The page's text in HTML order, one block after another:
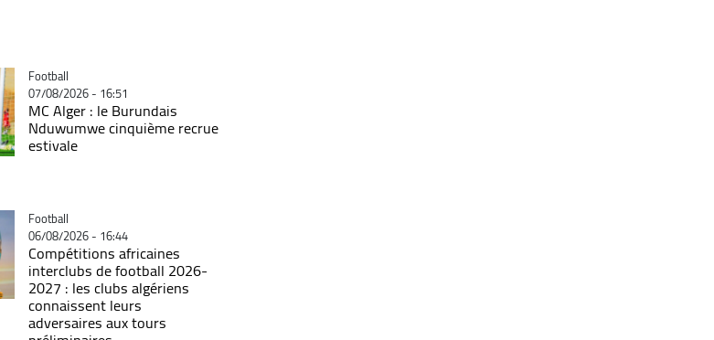
Catégorie
Football
07/08/2026 - 16:51
MC Alger : le Burundais
Nduwumwe cinquième recrue
estivale
Catégorie
Football
06/08/2026 - 16:44
Compétitions africaines
interclubs de football 2026-
2027 : les clubs algériens
connaissent leurs
adversaires aux tours